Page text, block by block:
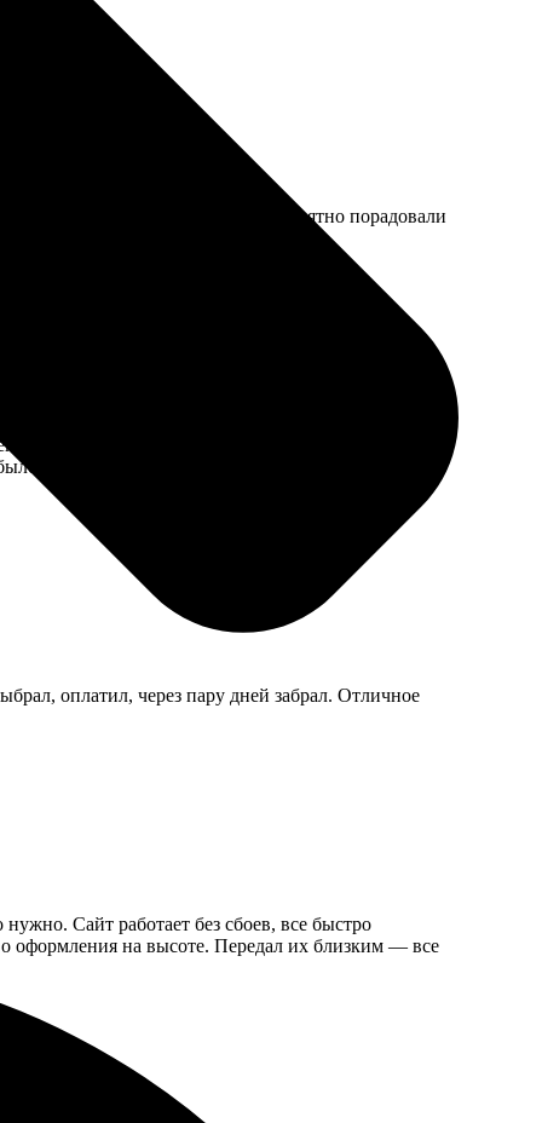
срок, качество на высоте. Приятно порадовали
порадовала скорость выполнения: меньше чем за
аккуратное и стильное. Определенно, буду
оплатил, через пару дней забрал. Отличное
Сайт работает без сбоев, все быстро
оформления на высоте. Передал их близким — все